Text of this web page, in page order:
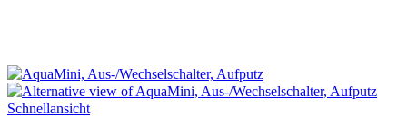
Schnellansicht